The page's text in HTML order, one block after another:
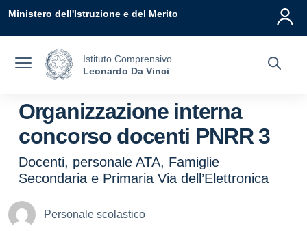
Ministero dell'Istruzione e del Merito
Istituto Comprensivo
Leonardo Da Vinci
Organizzazione interna
concorso docenti PNRR 3
Docenti, personale ATA, Famiglie
Secondaria e Primaria Via dell’Elettronica
Personale scolastico